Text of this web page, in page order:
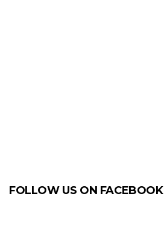
FOLLOW US ON FACEBOOK